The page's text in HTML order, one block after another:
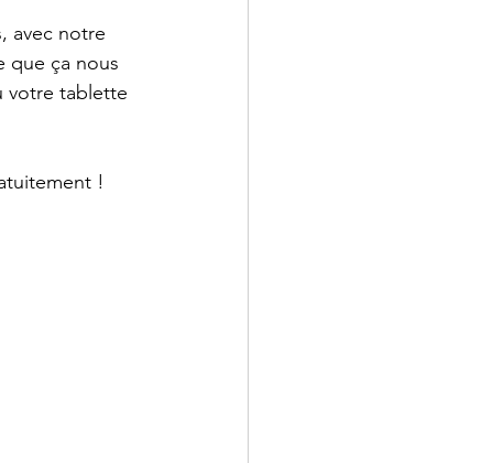
avec notre
que ça nous
votre tablette
!